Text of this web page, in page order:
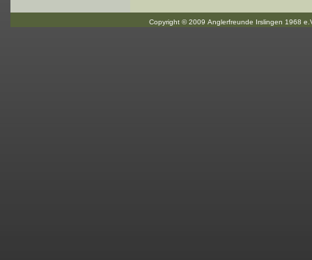
Copyright © 2009 Anglerfreunde Irslingen 1968